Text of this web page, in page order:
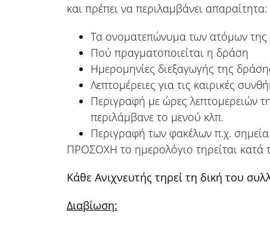
και πρέπει να περιλαμβάνει απαραίτητα:
Τα ονοματεπώνυμα των ατόμων
Πού πραγματοποιείται η δράση
Ημερομηνίες διεξαγωγής της
Λεπτομέρειες για τις καιρικές
Περιγραφή με ώρες λεπτομερειών
περιλάμβανε το μενού κλπ.
Περιγραφή των φακέλων π.χ.
ΠΡΟΣΟΧΗ το ημερολόγιο τηρείται κατά
Κάθε Ανιχνευτής τηρεί τη δική του
Διαβίωση: